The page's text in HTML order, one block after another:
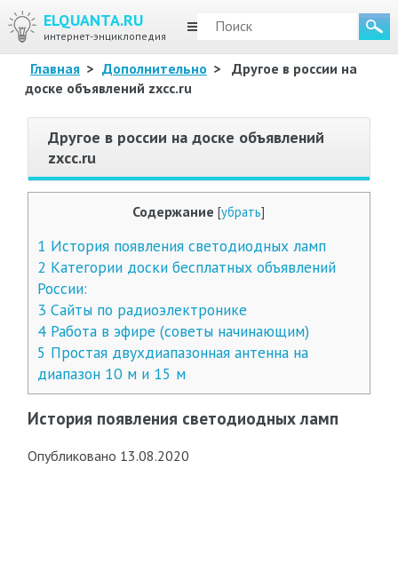
ELQUANTA.RU
интернет-энциклопедия
МЕНЮ
Главная > Дополнительно >
Другое в россии на
доске объявлений zxcc.ru
Другое в россии на доске объявлений
zxcc.ru
Содержание [убрать]
1 История появления светодиодных ламп
2 Категории доски бесплатных объявлений
России:
3 Сайты по радиоэлектронике
4Работа в эфире (советы начинающим)
5 Простая двухдиапазонная антенна на
диапазон 10 м и 15 м
История появления светодиодных ламп
Опубликовано 13.08.2020